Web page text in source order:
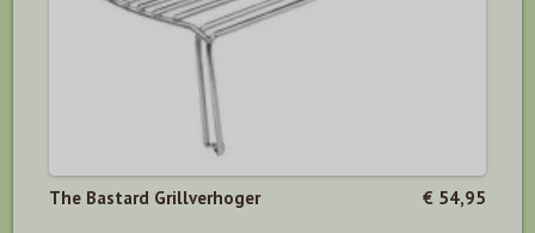
The Bastard Grillverhoger € 54,95